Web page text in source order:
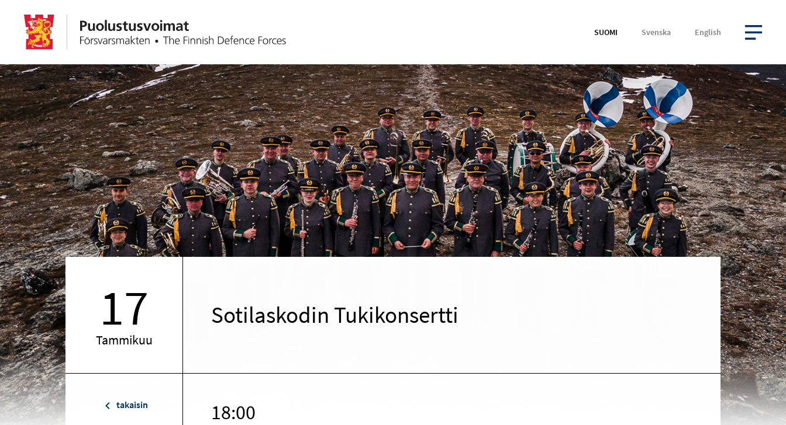
SUOMI Svenska English
AVAA VALIKKO
17
Tammikuu
Sotilaskodin Tukikonsertti
takaisin 18:00